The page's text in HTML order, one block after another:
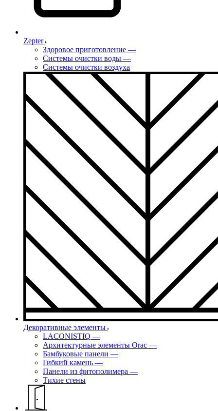
Zepter
Здоровое приготовление —
Системы очистки воды —
Системы очистки воздуха
Декоративные элементы
LACONISTIQ —
Архитектурные элементы Orac —
Бамбуковые панели —
Гибкий камень —
Панели из фитополимера —
Тихие стены